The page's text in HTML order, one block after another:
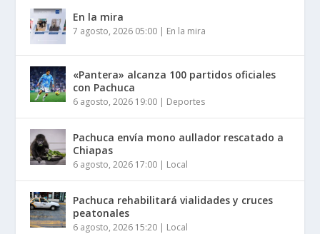
En la mira
7 agosto, 2026 05:00 | En la mira
«Pantera» alcanza 100 partidos oficiales
con Pachuca
6 agosto, 2026 19:00 | Deportes
Pachuca envía mono aullador rescatado a
Chiapas
6 agosto, 2026 17:00 | Local
Pachuca rehabilitará vialidades y cruces
peatonales
6 agosto, 2026 15:20 | Local